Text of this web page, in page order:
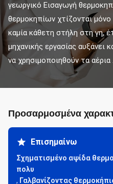
γεωργικό Εισαγωγή
θερμοκηπίων χτίζονται
καμία κάθετη στήλη στη γη,
μηχανικής εργασίας αυξάνει
να χρησιμοποιηθούν τα αέρια
Προσαρμοσμένα
Επισημαίνω
Σχηματισμένο αψίδα
πολυ
, Γαλβανίζοντας